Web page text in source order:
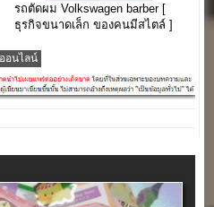
รถตัดผม Volkswagen barber [
ธุรกิจขนาดเล็ก ของคนมีสไตล์ ]
อนไลน์